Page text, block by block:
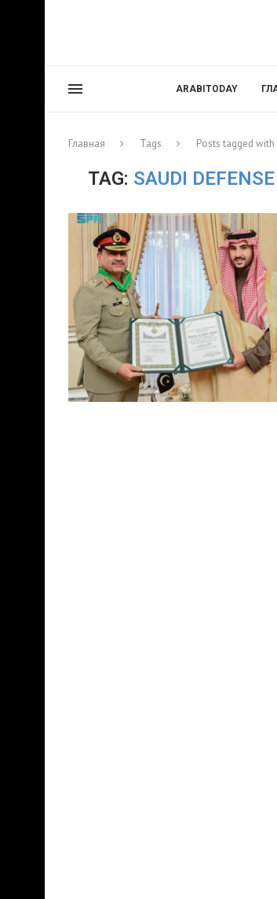
ARABITODAY
Главная Tags Posts tagged
TAG: SAUDI